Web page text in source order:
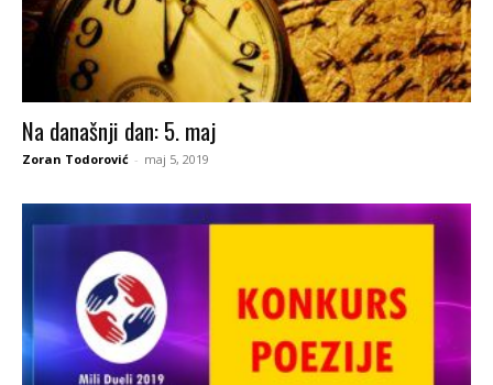
Na današnji dan: 5. maj
Zoran Todorović - maj 5, 2019